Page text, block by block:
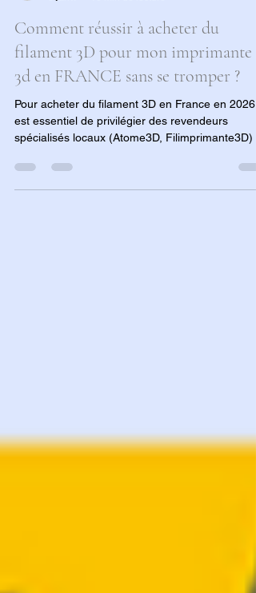
16 min de lecture
Comment réussir à acheter du
filament 3D pour mon imprimante
3d en FRANCE sans se tromper ?
Pour acheter du filament 3D en France en 2026,
est essentiel de privilégier des revendeurs
spécialisés locaux (Atome3D, Filimprimante3D)